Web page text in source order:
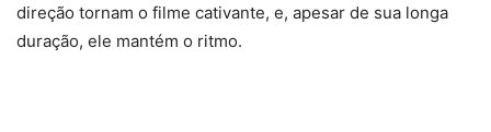
direção tornam o filme cativante, e, apesar de sua longa
duração, ele mantém o ritmo.